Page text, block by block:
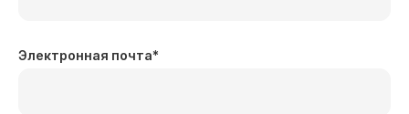
Электронная почта*